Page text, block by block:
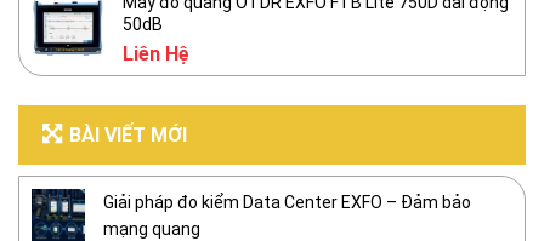
50dB
Liên Hệ
BÀI VIẾT MỚI
Giải pháp đo kiểm Data Center EXFO – Đảm bảo
mạng quang